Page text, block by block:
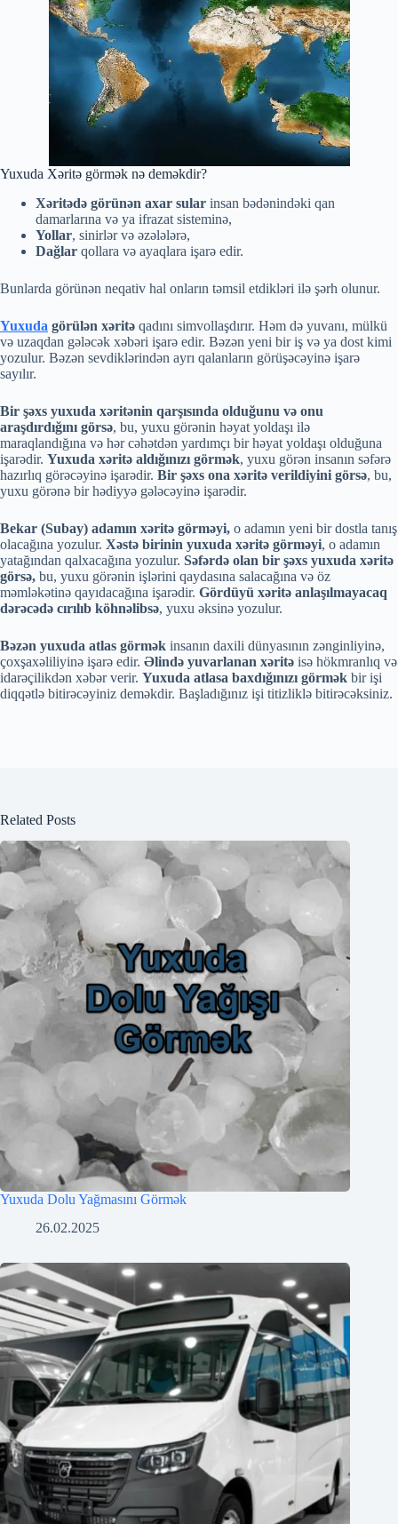
Yuxuda Xəritə görmək nə deməkdir?
Xəritədə görünən axar sular insan bədənindəki qan
damarlarına və ya ifrazat sisteminə,
Yollar, sinirlər və əzələlərə,
Dağlar qollara və ayaqlara işarə edir.
Bunlarda görünən neqativ hal onların təmsil etdikləri ilə şərh olunur.
Yuxuda görülən xəritə qadını simvollaşdırır. Həm də yuvanı, mülkü
və uzaqdan gələcək xəbəri işarə edir. Bəzən yeni bir iş və ya dost kimi
yozulur. Bəzən sevdiklərindən ayrı qalanların görüşəcəyinə işarə
sayılır.
Bir şəxs yuxuda xəritənin qarşısında olduğunu və onu
araşdırdığını görsə, bu, yuxu görənin həyat yoldaşı ilə
maraqlandığına və hər cəhətdən yardımçı bir həyat yoldaşı olduğuna
işarədir. Yuxuda xəritə aldığınızı görmək, yuxu görən insanın səfərə
hazırlıq görəcəyinə işarədir. Bir şəxs ona xəritə verildiyini görsə, bu,
yuxu görənə bir hədiyyə gələcəyinə işarədir.
Bekar (Subay) adamın xəritə görməyi, o adamın yeni bir dostla tanış
olacağına yozulur. Xəstə birinin yuxuda xəritə görməyi, o adamın
yatağından qalxacağına yozulur. Səfərdə olan bir şəxs yuxuda xəritə
görsə, bu, yuxu görənin işlərini qaydasına salacağına və öz
məmləkətinə qayıdacağına işarədir. Gördüyü xəritə anlaşılmayacaq
dərəcədə cırılıb köhnəlibsə, yuxu əksinə yozulur.
Bəzən yuxuda atlas görmək insanın daxili dünyasının zənginliyinə,
çoxşaxəliliyinə işarə edir. Əlində yuvarlanan xəritə isə hökmranlıq və
idarəçilikdən xəbər verir. Yuxuda atlasa baxdığınızı görmək bir işi
diqqətlə bitirəcəyiniz deməkdir. Başladığınız işi titizliklə bitirəcəksiniz.
Related Posts
Yuxuda Dolu Yağmasını Görmək
26.02.2025